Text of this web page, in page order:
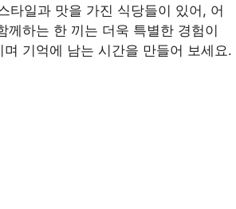
타일과 맛을 가진 식당들이 있어, 어
께하는 한 끼는 더욱 특별한 경험이
기억에 남는 시간을 만들어 보세요.